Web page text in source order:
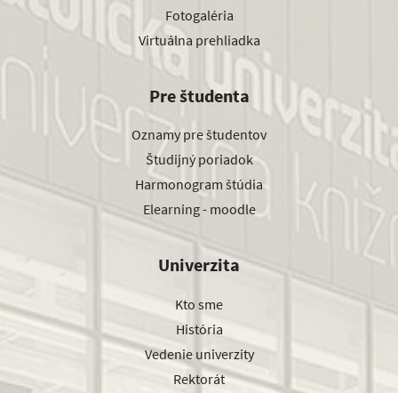
Fotogaléria
Virtuálna prehliadka
Pre študenta
Oznamy pre študentov
Študijný poriadok
Harmonogram štúdia
Elearning - moodle
Univerzita
Kto sme
História
Vedenie univerzity
Rektorát